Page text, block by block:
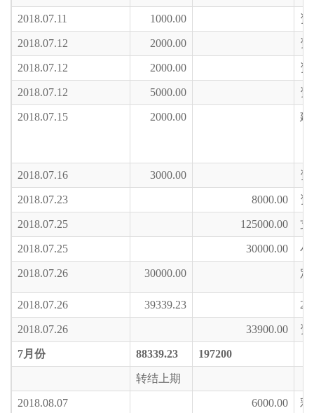
2018.07.11 1000.00 资
2018.07.12 2000.00 资
2018.07.12 2000.00 资
2018.07.12 5000.00 资
2018.07.15 2000.00 建
2018.07.16 3000.00 资
2018.07.23 8000.00 资
2018.07.25 125000.00 支
2018.07.25 30000.00 小
2018.07.26 30000.00 定
2018.07.26 39339.23
2018.07.26 33900.00 资
7月份 88339.23 197200
转结上期
2018.08.07 6000.00 彩